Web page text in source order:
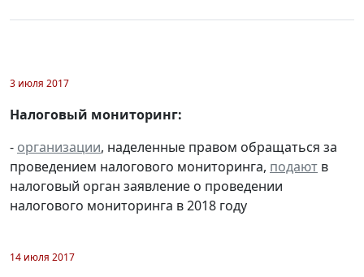
3 июля 2017
Налоговый мониторинг:
- организации, наделенные правом обращаться за
проведением налогового мониторинга, подают в
налоговый орган заявление о проведении
налогового мониторинга в 2018 году
14 июля 2017